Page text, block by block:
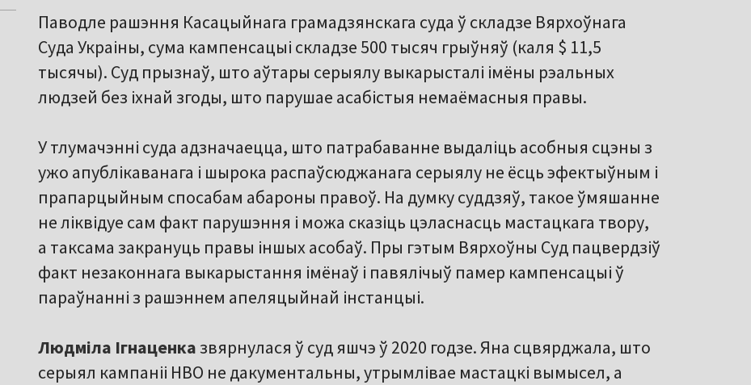
Паводле рашэння Касацыйнага грамадзянскага суда ў складзе Вярхоўнага
Суда Украіны, сума кампенсацыі складзе 500 тысяч грыўняў (каля $ 11,5
тысячы). Суд прызнаў, што аўтары серыялу выкарысталі імёны рэальных
людзей без іхнай згоды, што парушае асабістыя немаёмасныя правы.
У тлумачэнні суда адзначаецца, што патрабаванне выдаліць асобныя сцэны з
ужо апублікаванага і шырока распаўсюджанага серыялу не ёсць эфектыўным і
прапарцыйным спосабам абароны правоў. На думку суддзяў, такое ўмяшанне
не ліквідуе сам факт парушэння і можа сказіць цэласнасць мастацкага твору,
а таксама закрануць правы іншых асобаў. Пры гэтым Вярхоўны Суд пацвердзіў
факт незаконнага выкарыстання імёнаў і павялічыў памер кампенсацыі ў
параўнанні з рашэннем апеляцыйнай інстанцыі.
Людміла Ігнаценказвярнулася ў суд яшчэ ў 2020 годзе. Яна сцвярджала, што
серыял кампаніі HBO не дакументальны, утрымлівае мастацкі вымысел, а